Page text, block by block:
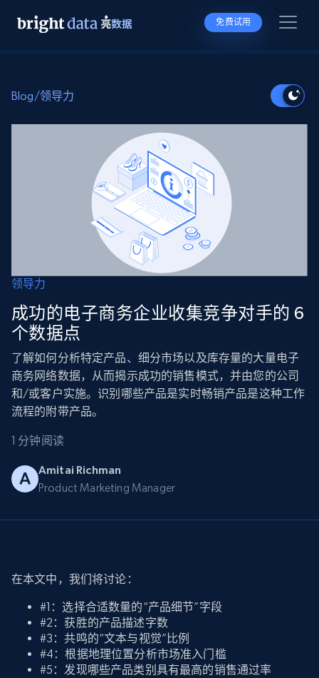
免费试用
Blog/领导力
领导力
成功的电子商务企业收集竞争对手的 6
个数据点
了解如何分析特定产品、细分市场以及库存量的大量电子
商务网络数据，从而揭示成功的销售模式，并由您的公司
和/或客户实施。识别哪些产品是实时畅销产品是这种工作
流程的附带产品。
1 分钟阅读
Amitai Richman
Product Marketing Manager
在本文中，我们将讨论：
#1：选择合适数量的“产品细节”字段
#2：获胜的产品描述字数
#3：共鸣的“文本与视觉”比例
#4：根据地理位置分析市场准入门槛
#5：发现哪些产品类别具有最高的销售通过率